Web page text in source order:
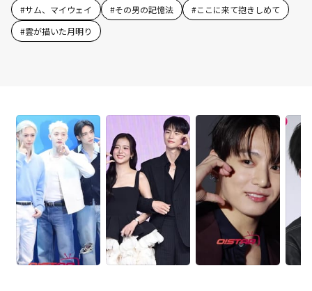
#サム、マイウェイ #その男の記憶法 #ここに来て抱きしめて
#雲が描いた月明り